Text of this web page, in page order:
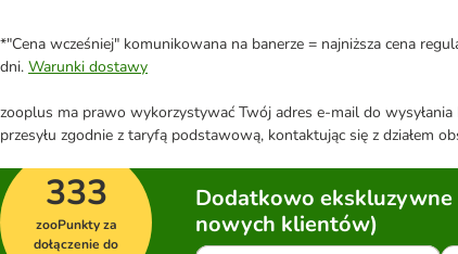
*"Cena wcześniej" komunikowana na banerze = najniższa cena
dni. Warunki dostawy
zooplus ma prawo wykorzystywać Twój adres e-mail do
przesyłu zgodnie z taryfą podstawową, kontaktując się z działem
333
zooPunkty za
dołączenie do
Dodatkowo
nowych klientów)